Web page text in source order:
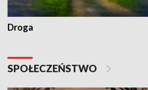
Droga
SPOŁECZEŃSTWO